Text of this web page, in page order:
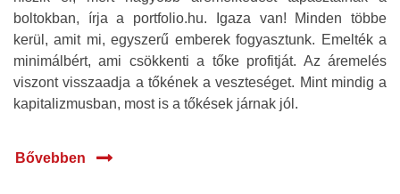
boltokban, írja a portfolio.hu. Igaza van! Minden többe
kerül, amit mi, egyszerű emberek fogyasztunk. Emelték a
minimálbért, ami csökkenti a tőke profitját. Az áremelés
viszont visszaadja a tőkének a veszteséget. Mint mindig a
kapitalizmusban, most is a tőkések járnak jól.
Bővebben